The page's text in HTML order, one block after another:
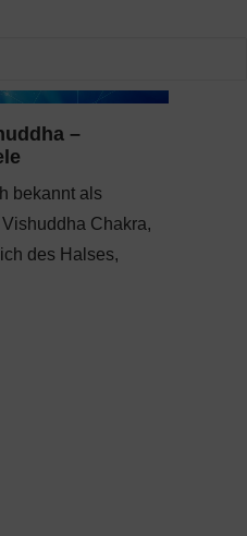
–
bekannt als
Chakra,
des Halses,